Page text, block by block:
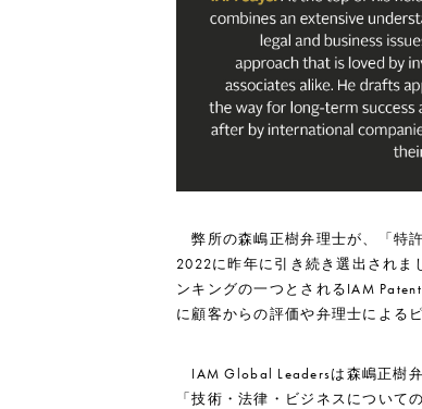
弊所の森嶋正樹弁理士が、「特
2022に昨年に引き続き選出されま
ンキングの一つとされるIAM
に顧客からの評価や弁理士による
IAM Global Leadersは森嶋正樹
「技術・法律・ビジネスについて